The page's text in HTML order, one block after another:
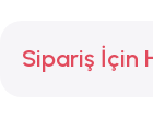
Sipariş İçin